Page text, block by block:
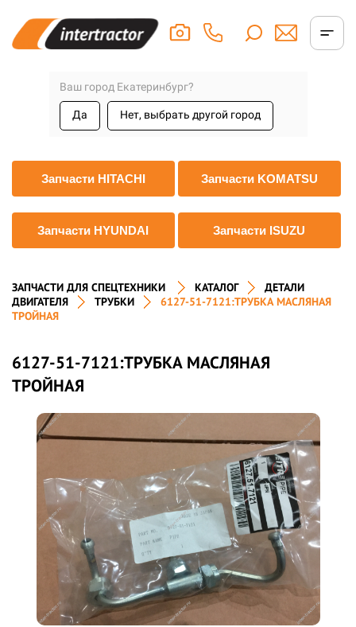
Ваш город Екатеринбург?
Да Нет, выбрать другой город
Запчасти HITACHI Запчасти KOMATSU
Запчасти HYUNDAI Запчасти ISUZU
ЗАПЧАСТИ ДЛЯ СПЕЦТЕХНИКИ КАТАЛОГ
ДЕТАЛИ
ДВИГАТЕЛЯ
ТРУБКИ
6127-51-7121:ТРУБКА МАСЛЯНАЯ
ТРОЙНАЯ
6127-51-7121:ТРУБКА МАСЛЯНАЯ
ТРОЙНАЯ